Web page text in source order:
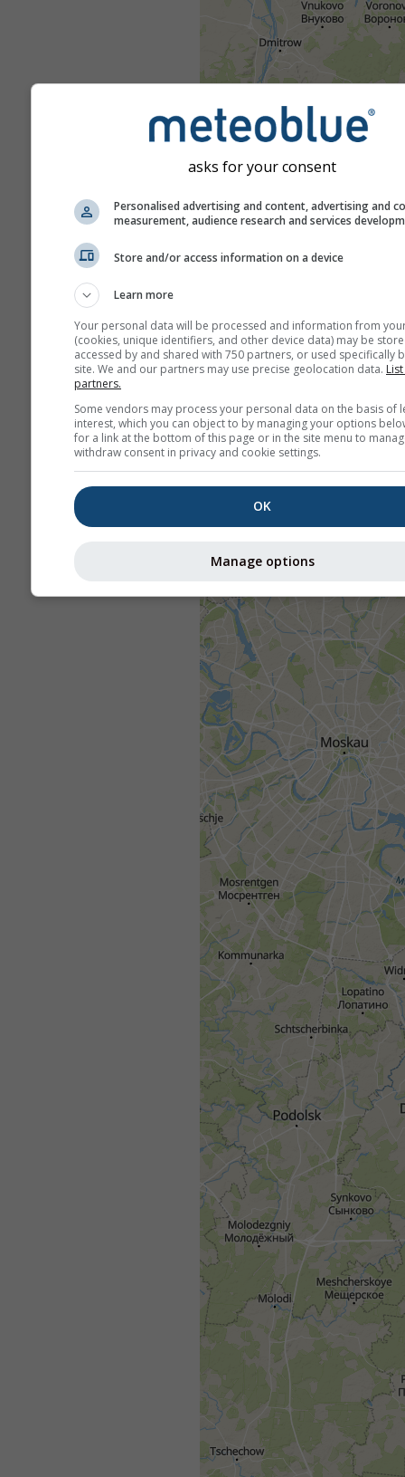
asks for your consent
Personalised advertising and content, advertising and
measurement, audience research and services
Store and/or access information on a device
Learn more
Your personal data will be processed and information from
(cookies, unique identifiers, and other device data) may be
accessed by and shared with 750 partners, or used specifically
site. We and our partners may use precise geolocation data.
partners.
Some vendors may process your personal data on the basis of
interest, which you can object to by managing your options
for a link at the bottom of this page or in the site menu to
withdraw consent in privacy and cookie settings.
OK
Manage options